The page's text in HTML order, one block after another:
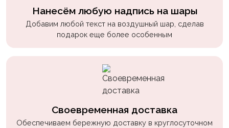
Нанесём любую надпись на шары
Добавим любой текст на воздушный шар, сделав
подарок еще более особенным
Своевременная доставка
Обеспечиваем бережную доставку в круглосуточном
Музыка